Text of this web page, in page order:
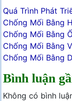
Quá Trình Phát
Chống Mối Bằng
Chống Mối Bằng
Chống Mối Bằng
Chống Mối Bằng
Bình luận
Không có bình